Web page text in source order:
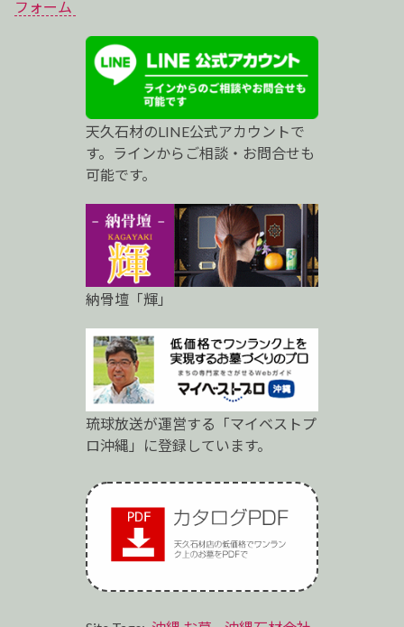
ス
ト
ロ
フォーム
天久石材のLINE公式アカウントで
す。ラインからご相談・お問合せも
可能です。
納骨壇「輝」
琉球放送が運営する「マイベストプ
ロ沖縄」に登録しています。